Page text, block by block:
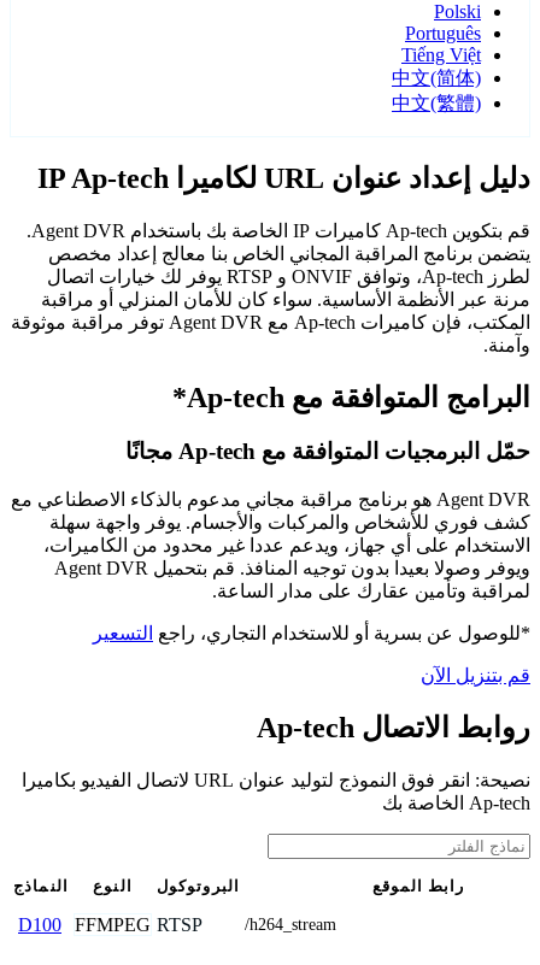
Polski
Português
Tiếng Việt
中文(简体)
中文(繁體)
دليل إعداد عنوان URL لكاميرا IP Ap-tech
قم بتكوين Ap-tech كاميرات IP الخاصة بك باستخدام Agent DVR.
يتضمن برنامج المراقبة المجاني الخاص بنا معالج إعداد مخصص
لطرز Ap-tech، وتوافق ONVIF و RTSP يوفر لك خيارات اتصال
مرنة عبر الأنظمة الأساسية. سواء كان للأمان المنزلي أو مراقبة
المكتب، فإن كاميرات Ap-tech مع Agent DVR توفر مراقبة موثوقة
وآمنة.
البرامج المتوافقة مع Ap-tech*
حمّل البرمجيات المتوافقة مع Ap-tech مجانًا
Agent DVR هو برنامج مراقبة مجاني مدعوم بالذكاء الاصطناعي مع
كشف فوري للأشخاص والمركبات والأجسام. يوفر واجهة سهلة
الاستخدام على أي جهاز، ويدعم عددا غير محدود من الكاميرات،
ويوفر وصولا بعيدا بدون توجيه المنافذ. قم بتحميل Agent DVR
لمراقبة وتأمين عقارك على مدار الساعة.
*للوصول عن بسرية أو للاستخدام التجاري، راجع التسعير
قم بتنزيل الآن
روابط الاتصال Ap-tech
نصيحة: انقر فوق النموذج لتوليد عنوان URL لاتصال الفيديو بكاميرا
Ap-tech الخاصة بك
النماذج النوع البروتوكول رابط الموقع
D100 FFMPEG RTSP /h264_stream